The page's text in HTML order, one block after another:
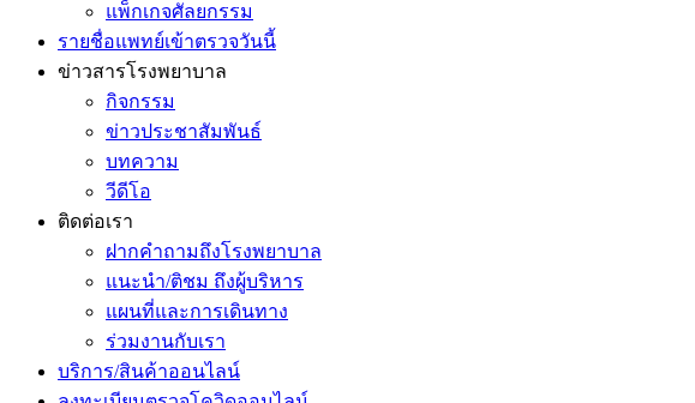
แพ็กเกจศัลยกรรม
รายชื่อแพทย์เข้าตรวจวันนี้
ข่าวสารโรงพยาบาล
กิจกรรม
ข่าวประชาสัมพันธ์
บทความ
วีดีโอ
ติดต่อเรา
ฝากคำถามถึงโรงพยาบาล
แนะนำ/ติชม ถึงผู้บริหาร
แผนที่และการเดินทาง
ร่วมงานกับเรา
บริการ/สินค้าออนไลน์